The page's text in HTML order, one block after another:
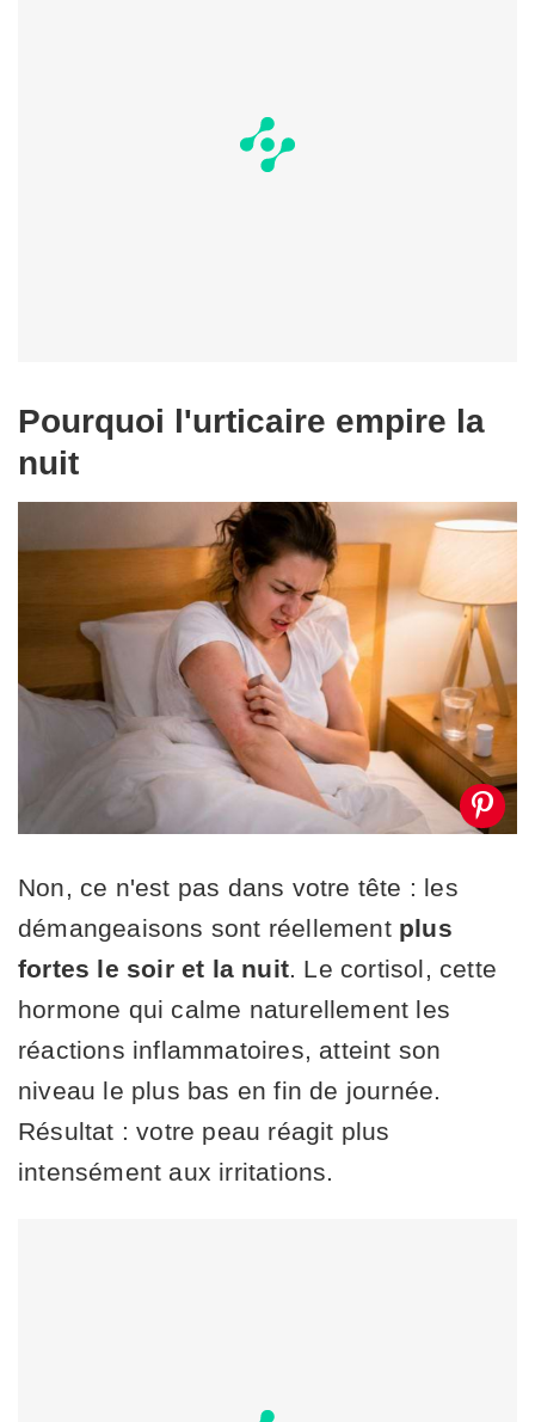
Pourquoi l'urticaire empire la
nuit
Non, ce n'est pas dans votre tête : les
démangeaisons sont réellement plus
fortes le soir et la nuit. Le cortisol, cette
hormone qui calme naturellement les
réactions inflammatoires, atteint son
niveau le plus bas en fin de journée.
Résultat : votre peau réagit plus
intensément aux irritations.